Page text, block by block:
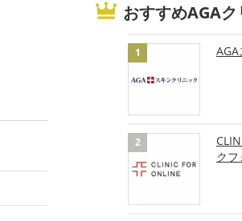
おすすめAGAク
クフ